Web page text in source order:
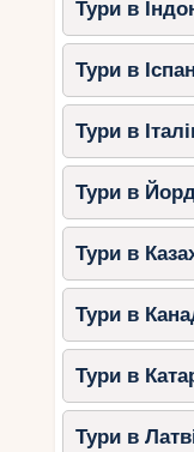
Тури в
Тури в
Тури в
Тури в
Тури в
Тури в
Тури в
Тури в